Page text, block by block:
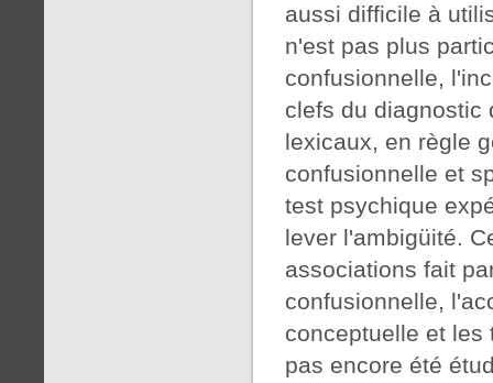
aussi difficile à
n'est pas plus
confusionnelle,
clefs du diagnostic
lexicaux, en règle
confusionnelle et
test psychique
lever l'ambigüité.
associations fait
confusionnelle,
conceptuelle et les
pas encore été